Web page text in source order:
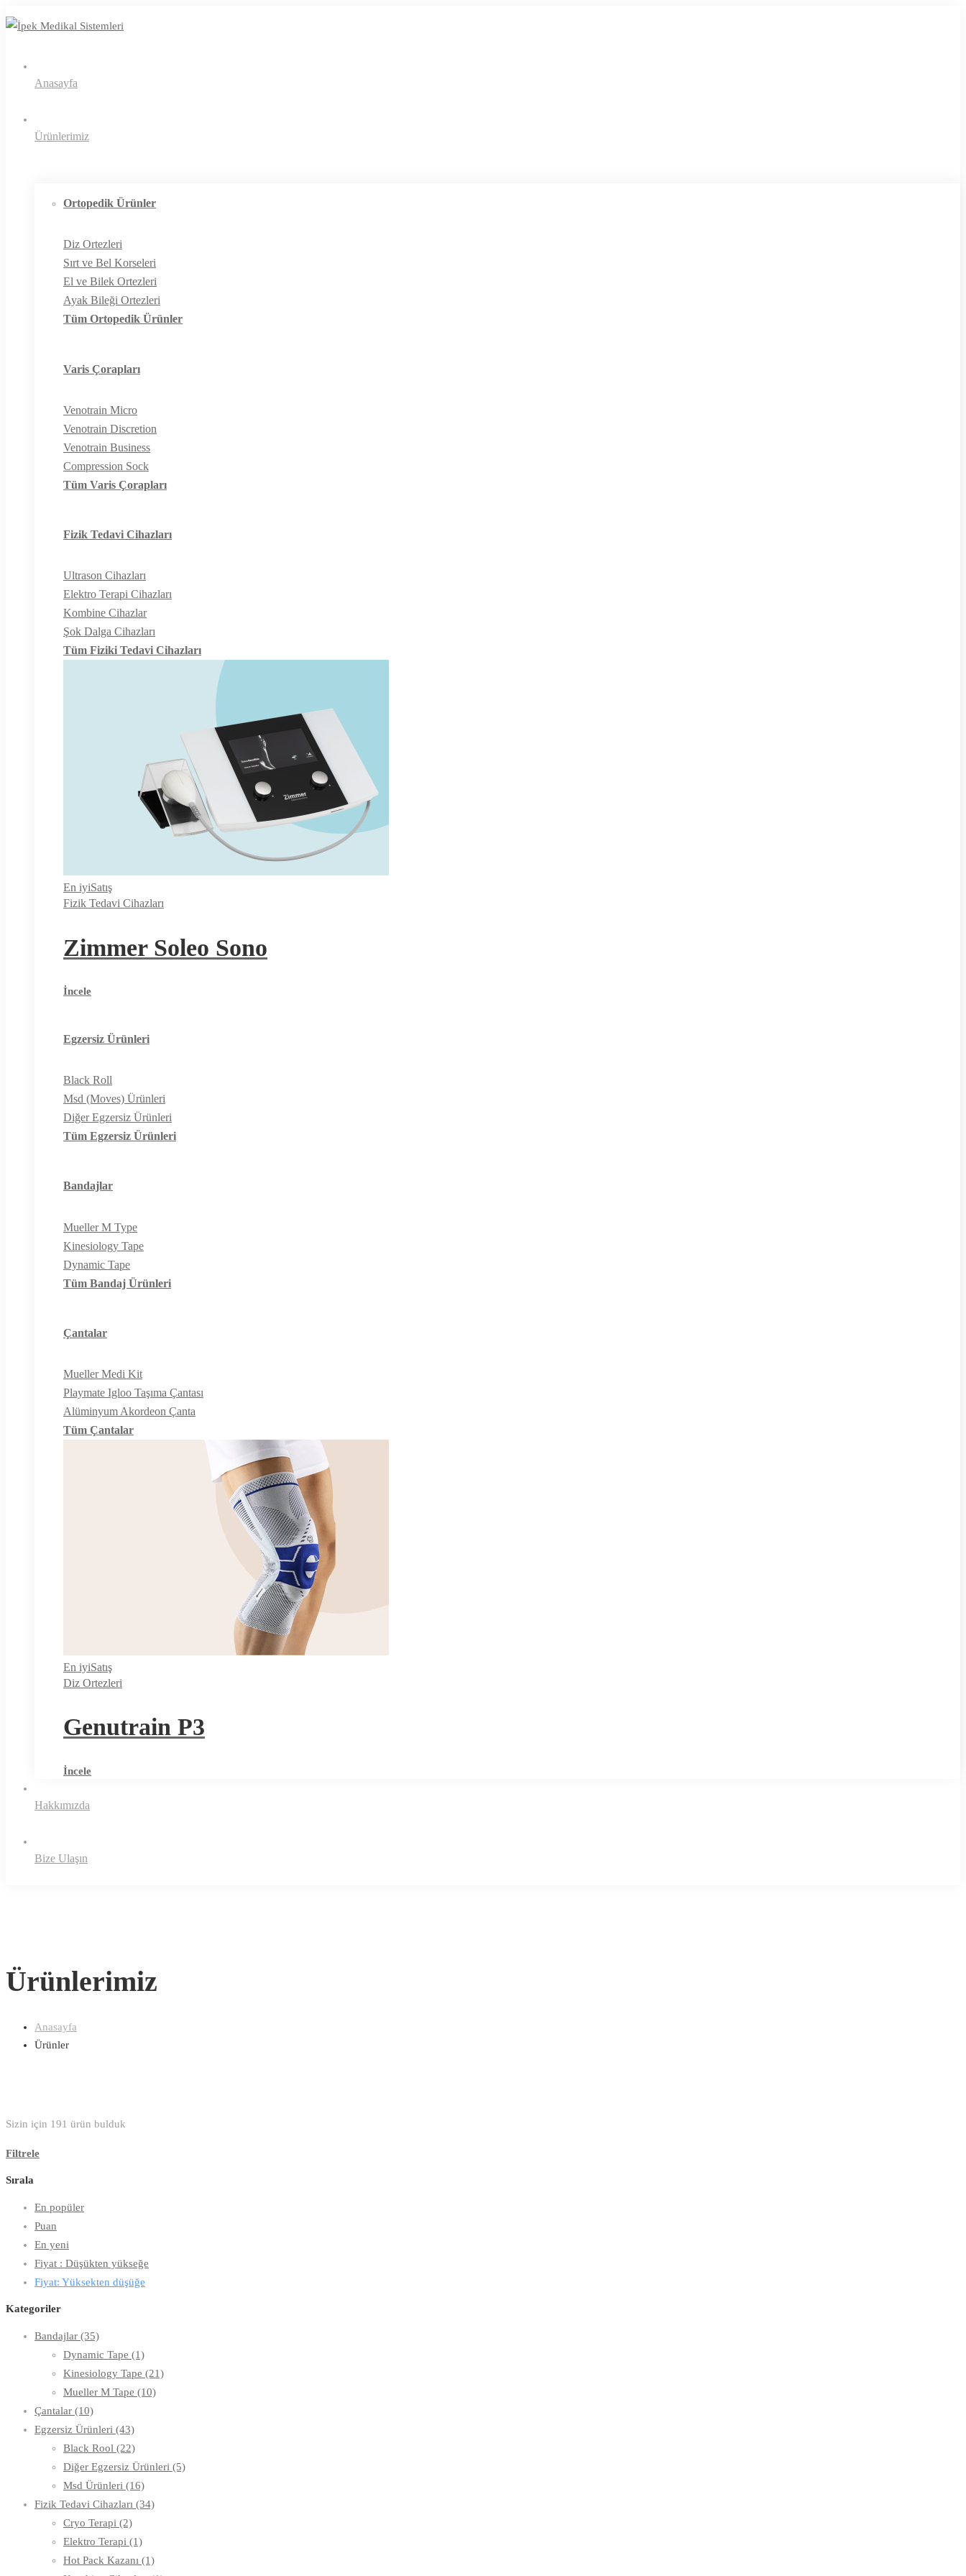
Anasayfa
Ürünlerimiz
Ortopedik Ürünler
Diz Ortezleri
Sırt ve Bel Korseleri
El ve Bilek Ortezleri
Ayak Bileği Ortezleri
Tüm Ortopedik Ürünler
Varis Çorapları
Venotrain Micro
Venotrain Discretion
Venotrain Business
Compression Sock
Tüm Varis Çorapları
Fizik Tedavi Cihazları
Ultrason Cihazları
Elektro Terapi Cihazları
Kombine Cihazlar
Şok Dalga Cihazları
Tüm Fiziki Tedavi Cihazları
En iyiSatış
Fizik Tedavi Cihazları
Zimmer Soleo Sono
İncele
Egzersiz Ürünleri
Black Roll
Msd (Moves) Ürünleri
Diğer Egzersiz Ürünleri
Tüm Egzersiz Ürünleri
Bandajlar
Mueller M Type
Kinesiology Tape
Dynamic Tape
Tüm Bandaj Ürünleri
Çantalar
Mueller Medi Kit
Playmate Igloo Taşıma Çantası
Alüminyum Akordeon Çanta
Tüm Çantalar
En iyiSatış
Diz Ortezleri
Genutrain P3
İncele
Hakkımızda
Bize Ulaşın
Ürünlerimiz
Anasayfa
Ürünler
Sizin için 191 ürün bulduk
Filtrele
Sırala
En popüler
Puan
En yeni
Fiyat : Düşükten yükseğe
Fiyat: Yüksekten düşüğe
Kategoriler
Bandajlar (35)
Dynamic Tape (1)
Kinesiology Tape (21)
Mueller M Tape (10)
Çantalar (10)
Egzersiz Ürünleri (43)
Black Rool (22)
Diğer Egzersiz Ürünleri (5)
Msd Ürünleri (16)
Fizik Tedavi Cihazları (34)
Cryo Terapi (2)
Elektro Terapi (1)
Hot Pack Kazanı (1)